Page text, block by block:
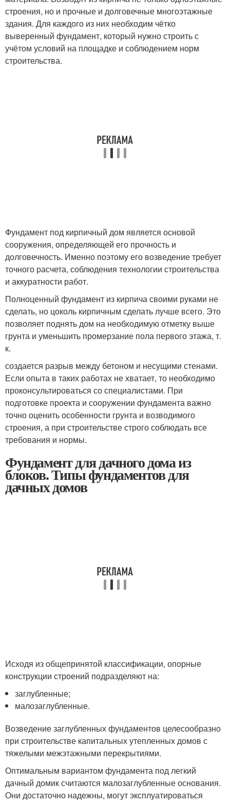
строения, но и прочные и долговечные многоэтажные
здания. Для каждого из них необходим чётко
выверенный фундамент, который нужно строить с
учётом условий на площадке и соблюдением норм
строительства.
Фундамент под кирпичный дом является основой
сооружения, определяющей его прочность и
долговечность. Именно поэтому его возведение требует
точного расчета, соблюдения технологии строительства
и аккуратности работ.
Полноценный фундамент из кирпича своими руками не
сделать, но цоколь кирпичным сделать лучше всего. Это
позволяет поднять дом на необходимую отметку выше
грунта и уменьшить промерзание пола первого этажа, т.
к.
создается разрыв между бетоном и несущими стенами.
Если опыта в таких работах не хватает, то необходимо
проконсультироваться со специалистами. При
подготовке проекта и сооружении фундамента важно
точно оценить особенности грунта и возводимого
строения, а при строительстве строго соблюдать все
требования и нормы.
Фундамент для дачного дома из
блоков. Типы фундаментов для
дачных домов
Исходя из общепринятой классификации, опорные
конструкции строений подразделяют на:
заглубленные;
малозаглубленные.
Возведение заглубленных фундаментов целесообразно
при строительстве капитальных утепленных домов с
тяжелыми межэтажными перекрытиями.
Оптимальным вариантом фундамента под легкий
дачный домик считаются малозаглубленные основания.
Они достаточно надежны, могут эксплуатироваться